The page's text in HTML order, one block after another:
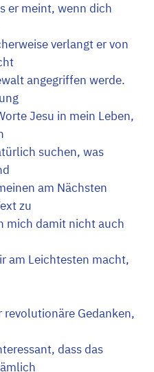
er meint, wenn dich
verlangt er von
angegriffen werde.
Jesu in mein Leben,
suchen, was
am Nächsten
zu
mich damit nicht auch
am Leichtesten macht,
Gedanken,
dass das